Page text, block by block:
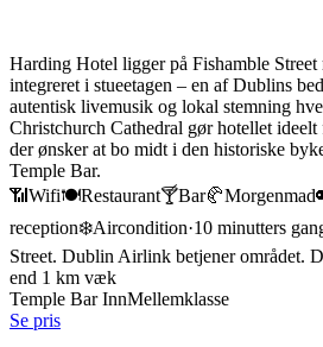
Harding Hotel ligger på Fishamble
integreret i stueetagen – en af Dublins
autentisk livemusik og lokal stemning
Christchurch Cathedral gør hotellet ideelt
der ønsker at bo midt i den historiske
Temple Bar.
📶 Wifi🍽️Restaurant🍸Bar🥐Morgenmad
reception❄️Aircondition·10 minutters
Street. Dublin Airlink betjener området.
end 1 km væk
Temple Bar InnMellemklasse
Se pris